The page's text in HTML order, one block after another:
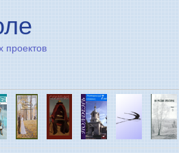
проектов